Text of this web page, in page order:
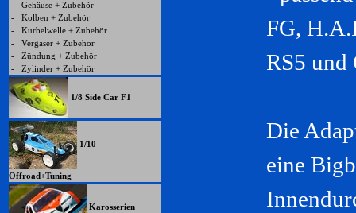
- Gehäuse + Zubehör
- Kolben + Zubehör
- Kurbelwelle + Zubehör
- Vergaser + Zubehör
- Zündung + Zubehör
- Zylinder + Zubehör
1/8 Side Car F1
1/10
Offroad+Tuning
Karosserien
FG,
RS5 und
Die
eine